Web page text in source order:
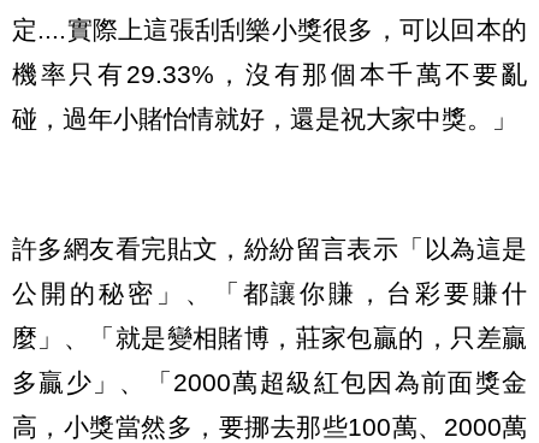
定....實際上這張刮刮樂小獎很多，可以回本的
機率只有29.33%，沒有那個本千萬不要亂
碰，過年小賭怡情就好，還是祝大家中獎。」
許多網友看完貼文，紛紛留言表示「以為這是
公開的秘密」、「都讓你賺，台彩要賺什
麼」、「就是變相賭博，莊家包贏的，只差贏
多贏少」、「2000萬超級紅包因為前面獎金
高，小獎當然多，要挪去那些100萬、2000萬